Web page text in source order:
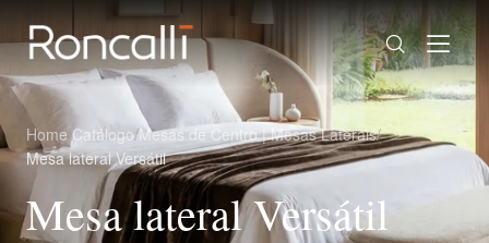
Home /Catálogo/Mesas de Centro | Mesas Laterais/
Mesa lateral Versátil
Mesa lateral Versátil